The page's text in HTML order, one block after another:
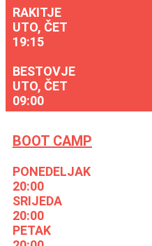
RAKITJE
UTO, ČET
19:15
BESTOVJE
UTO, ČET
09:00
BOOT CAMP
PONEDELJAK
20:00
SRIJEDA
20:00
PETAK